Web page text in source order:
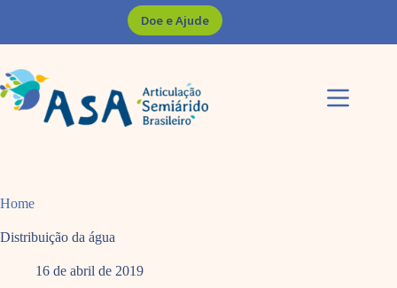
Doe e Ajude
Home
Distribuição da água
16 de abril de 2019